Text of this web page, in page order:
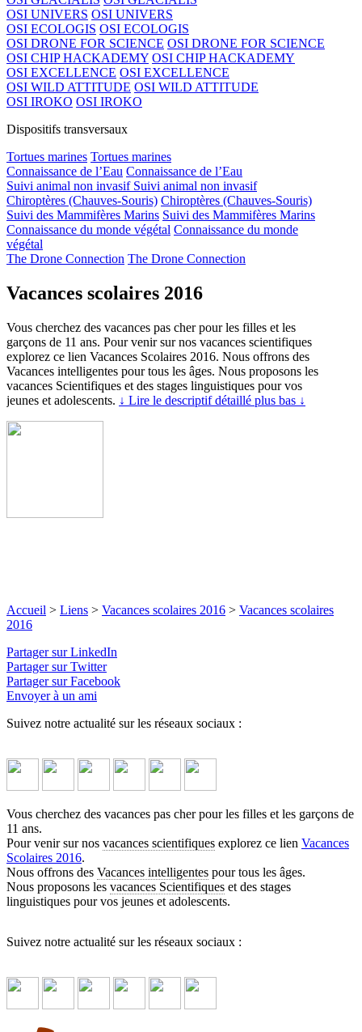
OSI UNIVERS OSI UNIVERS
OSI ECOLOGIS OSI ECOLOGIS
OSI DRONE FOR SCIENCE OSI DRONE FOR SCIENCE
OSI CHIP HACKADEMY OSI CHIP HACKADEMY
OSI EXCELLENCE OSI EXCELLENCE
OSI WILD ATTITUDE OSI WILD ATTITUDE
OSI IROKO OSI IROKO
Dispositifs transversaux
Tortues marines Tortues marines
Connaissance de l’Eau Connaissance de l’Eau
Suivi animal non invasif Suivi animal non invasif
Chiroptères (Chauves-Souris) Chiroptères (Chauves-Souris)
Suivi des Mammifères Marins Suivi des Mammifères Marins
Connaissance du monde végétal Connaissance du monde
végétal
The Drone Connection The Drone Connection
Vacances scolaires 2016
Vous cherchez des vacances pas cher pour les filles et les
garçons de 11 ans. Pour venir sur nos vacances scientifiques
explorez ce lien Vacances Scolaires 2016. Nous offrons des
Vacances intelligentes pour tous les âges. Nous proposons les
vacances Scientifiques et des stages linguistiques pour vos
jeunes et adolescents. ↓ Lire le descriptif détaillé plus bas ↓
Accueil > Liens > Vacances scolaires 2016 > Vacances scolaires
2016
Partager sur LinkedIn
Partager sur Twitter
Partager sur Facebook
Envoyer à un ami
Suivez notre actualité sur les réseaux sociaux :
Vous cherchez des vacances pas cher pour les filles et les garçons de
11 ans.
Pour venir sur nos vacances scientifiques explorez ce lien Vacances
Scolaires 2016.
Nous offrons des Vacances intelligentes pour tous les âges.
Nous proposons les vacances Scientifiques et des stages
linguistiques pour vos jeunes et adolescents.
Suivez notre actualité sur les réseaux sociaux :